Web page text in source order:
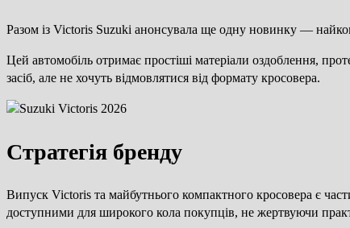
Разом із Victoris Suzuki анонсувала ще одну новинку —
Цей автомобіль отримає простіші матеріали оздоблення,
засіб, але не хочуть відмовлятися від формату кросовера.
Стратегія бренду
Випуск Victoris та майбутнього компактного кросовера є
доступними для широкого кола покупців, не жертвуючи